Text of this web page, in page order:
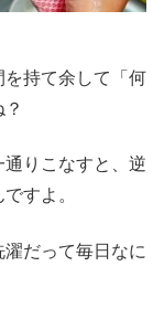
を持て余して「何
りこなすと、逆
すよ。
だって毎日なに